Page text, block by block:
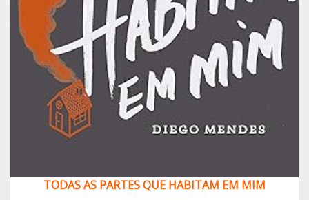
TODAS AS PARTES QUE HABITAM EM MIM